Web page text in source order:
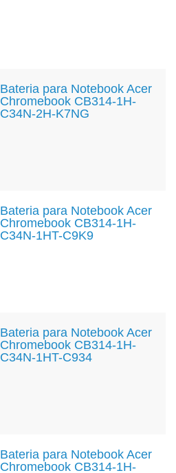
Bateria para Notebook Acer
Chromebook CB314-1H-
C34N-2H-K7NG
Bateria para Notebook Acer
Chromebook CB314-1H-
C34N-1HT-C9K9
Bateria para Notebook Acer
Chromebook CB314-1H-
C34N-1HT-C934
Bateria para Notebook Acer
Chromebook CB314-1H-